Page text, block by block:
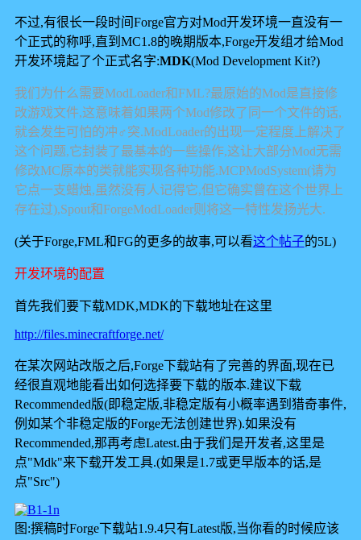
不过,有很长一段时间Forge官方对Mod开发环境一直没有一
个正式的称呼,直到MC1.8的晚期版本,Forge开发组才给Mod
开发环境起了个正式名字:MDK(Mod Development Kit?)
我们为什么需要ModLoader和FML?最原始的Mod是直接修
改游戏文件,这意味着如果两个Mod修改了同一个文件的话,
就会发生可怕的冲♂突.ModLoader的出现一定程度上解决了
这个问题,它封装了最基本的一些操作,这让大部分Mod无需
修改MC原本的类就能实现各种功能.MCPModSystem(请为
它点一支蜡烛,虽然没有人记得它,但它确实曾在这个世界上
存在过),Spout和ForgeModLoader则将这一特性发扬光大.
(关于Forge,FML和FG的更多的故事,可以看这个帖子的5L)
开发环境的配置
首先我们要下载MDK,MDK的下载地址在这里
http://files.minecraftforge.net/
在某次网站改版之后,Forge下载站有了完善的界面,现在已
经很直观地能看出如何选择要下载的版本.建议下载
Recommended版(即稳定版,非稳定版有小概率遇到猎奇事件,
例如某个非稳定版的Forge无法创建世界).如果没有
Recommended,那再考虑Latest.由于我们是开发者,这里是
点"Mdk"来下载开发工具.(如果是1.7或更早版本的话,是
点"Src")
图:撰稿时Forge下载站1.9.4只有Latest版,当你看的时候应该